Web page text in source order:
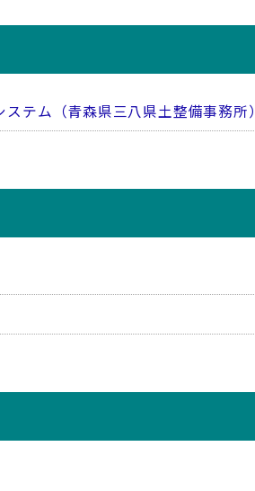
テム（青森県三八県土整備事務所）